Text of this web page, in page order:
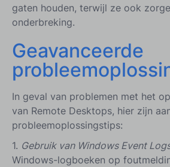
gaten houden, terwijl ze ook
onderbreking.
Geavanceerde
In geval van problemen met het
van Remote Desktops, hier zijn
probleemoplossingstips:
1. Gebruik van Windows Event
Windows-logboeken op